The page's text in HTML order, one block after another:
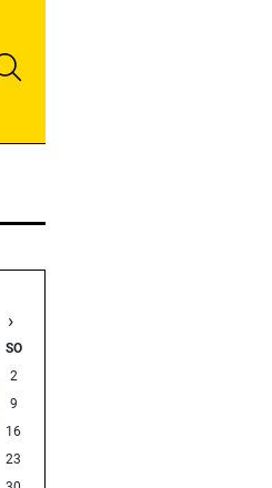
›
SO
2
9
16
23